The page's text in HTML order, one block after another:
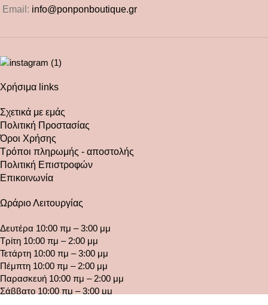
Email: info@ponponboutique.gr
Χρήσιμα links
Σχετικά με εμάς
Πολιτική Προστασίας
Όροι Χρήσης
Τρόποι πληρωμής - αποστολής
Πολιτική Επιστροφών
Επικοινωνία
Ωράριο Λειτουργίας
Δευτέρα 10:00 πμ – 3:00 μμ
Τρίτη 10:00 πμ – 2:00 μμ
Τετάρτη 10:00 πμ – 3:00 μμ
Πέμπτη 10:00 πμ – 2:00 μμ
Παρασκευή 10:00 πμ – 2:00 μμ
Σάββατο 10:00 πμ – 3:00 μμ